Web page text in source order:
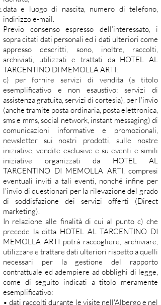
data e luogo di nascita, numero di telefono,
indirizzo e-mail.
Previo consenso espresso dell’interessato, i
sopra citati dati personali ed i dati ulteriori come
appresso descritti, sono, inoltre, raccolti,
archiviati, utilizzati e trattati da HOTEL AL
TARCENTINO DI MEMOLLA ARTI:
c) per fornire servizi di vendita (a titolo
esemplificativo e non esaustivo: servizi di
assistenza gratuita, servizi di cortesia), per l’invio
(anche tramite posta ordinaria, posta elettronica,
sms e mms, social network, instant messaging) di
comunicazioni informative e promozionali,
newsletter sui nostri prodotti, sulle nostre
iniziative, vendite esclusive e su eventi e simili
iniziative organizzati da HOTEL AL
TARCENTINO DI MEMOLLA ARTI, compresi
eventuali inviti a tali eventi, nonché infine per
l’invio di questionari per la rilevazione del grado
di soddisfazione dei servizi offerti (Direct
marketing).
In relazione alle finalità di cui al punto c) che
precede la ditta HOTEL AL TARCENTINO DI
MEMOLLA ARTI potrà raccogliere, archiviare,
utilizzare e trattare dati ulteriori rispetto a quelli
necessari per la gestione del rapporto
contrattuale ed adempiere ad obblighi di legge,
come di seguito indicati a titolo meramente
esemplificativo:
• dati raccolti durante le visite nell'Albergo e nel